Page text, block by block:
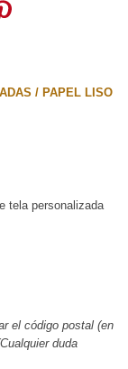
/ PAPEL LISO
tela personalizada
el código postal (en
duda